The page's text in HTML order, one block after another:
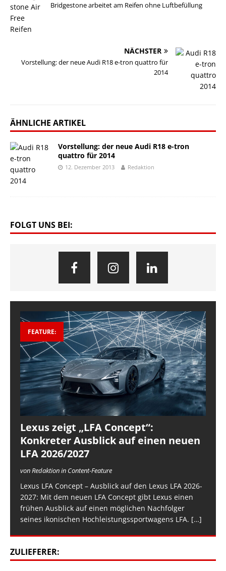
Bridgestone arbeitet am Reifen ohne Luftbefüllung
NÄCHSTER
Vorstellung: der neue Audi R18 e-tron quattro für
2014
ÄHNLICHE ARTIKEL
Vorstellung: der neue Audi R18 e-tron
quattro für 2014
12. Dezember 2013 Redaktion
FOLGT UNS BEI:
FEATURE:
Lexus zeigt „LFA Concept“:
Konkreter Ausblick auf einen neuen
LFA 2026/2027
von Redaktion in Content-Feature
Lexus LFA Concept – Ausblick auf den Lexus LFA 2026-
2027: Mit dem neuen LFA Concept gibt Lexus einen
frühen Ausblick auf einen möglichen Nachfolger
seines ikonischen Hochleistungssportwagens LFA. […]
ZULIEFERER: